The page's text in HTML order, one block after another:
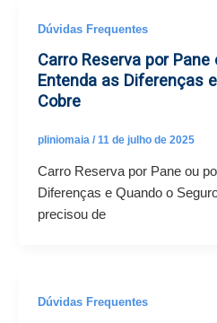
Dúvidas Frequentes
Carro Reserva por Pane
Entenda as Diferenças
Cobre
pliniomaia / 11 de julho de 2025
Carro Reserva por Pane ou
Diferenças e Quando o
precisou de
Dúvidas Frequentes